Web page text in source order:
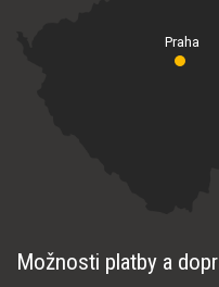
Praha
Možnosti platby a